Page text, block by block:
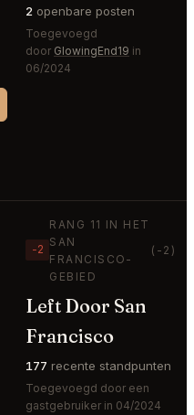
2 openbare posten
Toegevoegd
door GlowingEnd19 in
06/2024
−2
RANG 11 IN HET
SAN
FRANCISCO-
GEBIED
(-2)
Left Door San
Francisco
177 recente standpunten
Toegevoegd door een
gastgebruiker in 04/2024